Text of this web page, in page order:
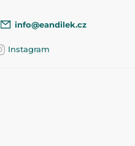
info@eandilek.cz
Instagram